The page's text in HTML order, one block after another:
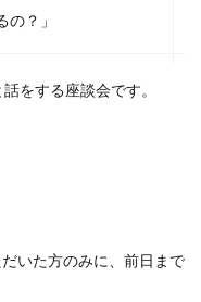
の？」
をする座談会です。
いた方のみに、前日まで